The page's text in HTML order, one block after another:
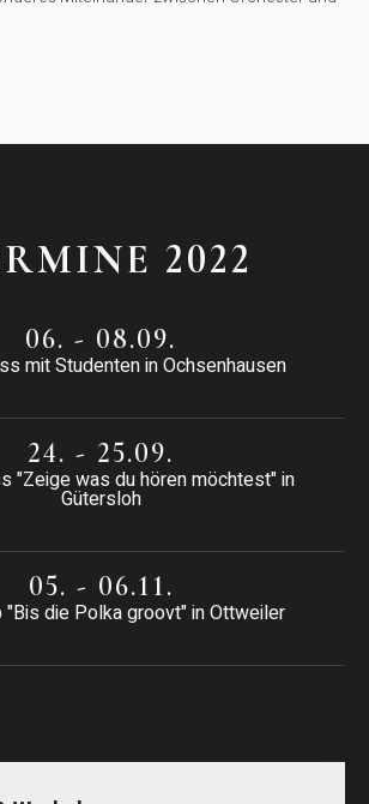
2022
06. - 08.09.
mit Studenten in Ochsenhausen
24. - 25.09.
"Zeige was du hören möchtest" in
Gütersloh
05. - 06.11.
"Bis die Polka groovt" in Ottweiler